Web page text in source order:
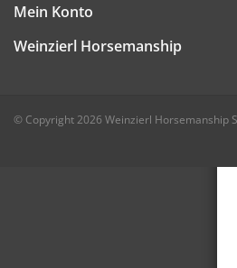
Mein Konto
Weinzierl Horsemanship
© Copyright 2026 Weinzierl Horsemanship